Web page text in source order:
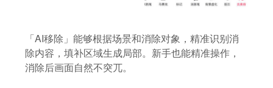
「AI移除」能够根据场景和消除对象，精准识别消
除内容，填补区域生成局部。新手也能精准操作，
消除后画面自然不突兀。